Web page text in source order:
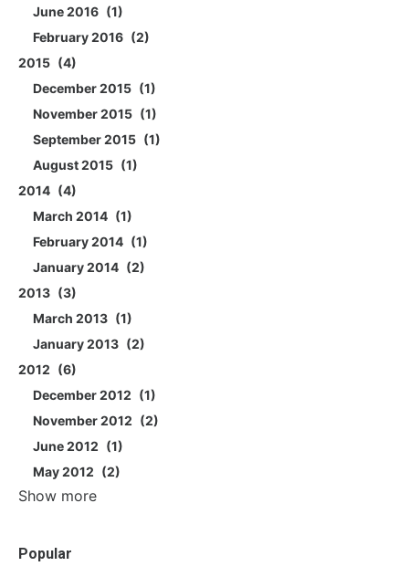
June 2016
1
February 2016
2
2015
4
December 2015
1
November 2015
1
September 2015
1
August 2015
1
2014
4
March 2014
1
February 2014
1
January 2014
2
2013
3
March 2013
1
January 2013
2
2012
6
December 2012
1
November 2012
2
June 2012
1
May 2012
2
Show more
Popular